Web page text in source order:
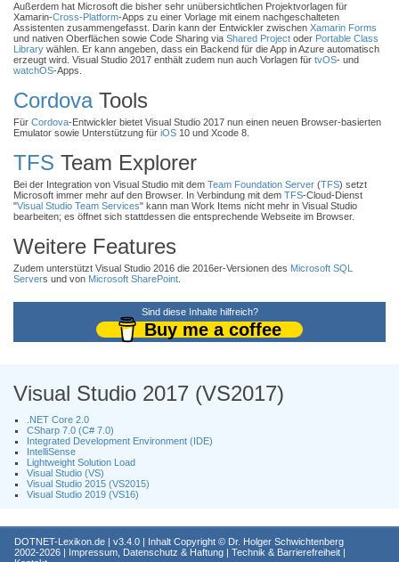
Außerdem hat Microsoft die bisher sehr unübersichtlichen Projektvorlagen für
Xamarin-Cross-Platform-Apps zu einer Vorlage mit einem nachgeschalteten
Assistenten zusammengefasst. Darin kann der Entwickler zwischen Xamarin Forms
und nativen Oberflächen sowie Code Sharing via Shared Project oder Portable Class
Library wählen. Er kann angeben, dass ein Backend für die App in Azure automatisch
erzeugt wird. Visual Studio 2017 enthält zudem nun auch Vorlagen für tvOS- und
watchOS-Apps.
CordovaTools
Für Cordova-Entwickler bietet Visual Studio 2017 nun einen neuen Browser-basierten
Emulator sowie Unterstützung für iOS 10 und Xcode 8.
TFS Team Explorer
Bei der Integration von Visual Studio mit dem Team Foundation Server (TFS) setzt
Microsoft immer mehr auf den Browser. In Verbindung mit dem TFS-Cloud-Dienst
"Visual Studio Team Services" kann man Work Items nicht mehr in Visual Studio
bearbeiten; es öffnet sich stattdessen die entsprechende Webseite im Browser.
Weitere Features
Zudem unterstützt Visual Studio 2016 die 2016er-Versionen des Microsoft SQL
Servers und von Microsoft SharePoint
Sind diese Inhalte hilfreich?
Buy me a coffee
Visual Studio 2017 (VS2017)
.NET Core 2.0
CSharp 7.0 (C# 7.0)
Integrated Development Environment (IDE)
IntelliSense
Lightweight Solution Load
Visual Studio (VS)
Visual Studio 2015 (VS2015)
Visual Studio 2019 (VS16)
DOTNET-Lexikon.de | v3.4.0 | Inhalt Copyright © Dr. Holger Schwichtenberg
2002-2026 | Impressum, Datenschutz & Haftung | Technik & Barrierefreiheit |